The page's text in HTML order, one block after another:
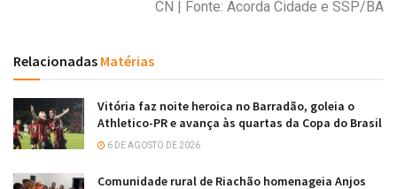
CN | Fonte: Acorda Cidade e SSP/BA
Relacionadas Matérias
Vitória faz noite heroica no Barradão, goleia o
Athletico-PR e avança às quartas da Copa do Brasil
6 DE AGOSTO DE 2026
Comunidade rural de Riachão homenageia Anjos